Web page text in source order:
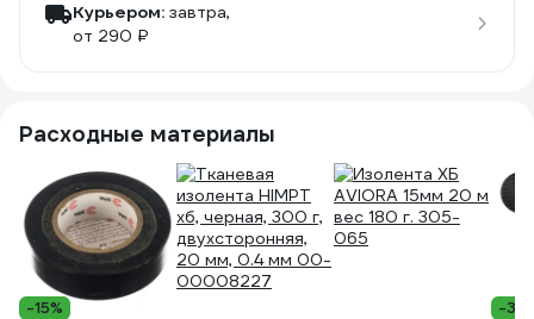
Курьером: завтра,
от 290 ₽
Расходные материалы
-15% -